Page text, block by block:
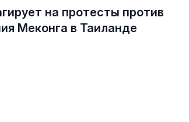
на протесты против
Меконга в Таиланде